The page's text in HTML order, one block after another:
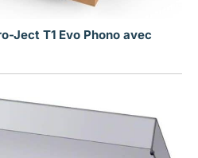
Ject T1 Evo Phono avec